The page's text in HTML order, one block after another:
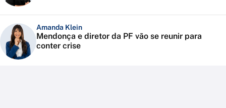
Amanda Klein
Mendonça e diretor da PF vão se reunir para
conter crise